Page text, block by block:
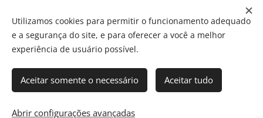
© 2024 JBarretos Eventos.
Utilizamos cookies para permitir o funcionamento adequado
e a segurança do site, e para oferecer a você a melhor
experiência de usuário possível.
Aceitar somente o necessário Aceitar tudo
Abrir configurações avançadas